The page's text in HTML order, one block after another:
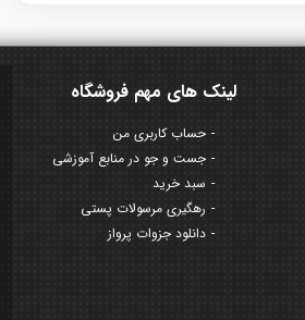
لینک های مهم فروشگاه
حساب کاربری من
جست و جو در منابع آموزشی
سبد خرید
رهگیری مرسولات پستی
دانلود جزوات پرواز